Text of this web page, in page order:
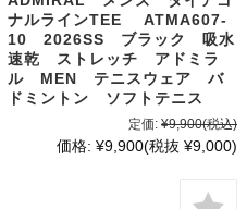
ナルラインTEE ATMA607-
10 2026SS ブラック 吸水
速乾 ストレッチ アドミラ
ル MEN テニスウェア バ
ドミントン ソフトテニス
定価: ¥9,900(税込)
価格: ¥9,900(税抜 ¥9,000)